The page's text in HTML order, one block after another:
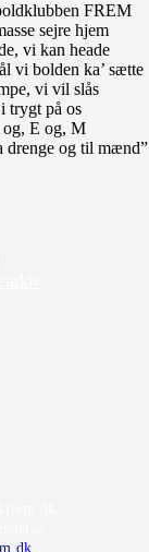
FREM
sejre hjem
vi kan heade
vi bolden ka’ sætte
vi vil slås
trygt på os
E og, M
drenge og til mænd”